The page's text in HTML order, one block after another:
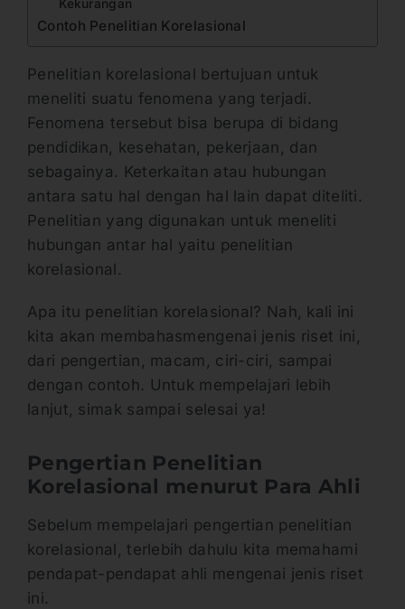
Kekurangan
Contoh Penelitian Korelasional
Penelitian korelasional bertujuan untuk
meneliti suatu fenomena yang terjadi.
Fenomena tersebut bisa berupa di bidang
pendidikan, kesehatan, pekerjaan, dan
sebagainya. Keterkaitan atau hubungan
antara satu hal dengan hal lain dapat diteliti.
Penelitian yang digunakan untuk meneliti
hubungan antar hal yaitu penelitian
korelasional.
Apa itu penelitian korelasional? Nah, kali ini
kita akan membahasmengenai jenis riset ini,
dari pengertian, macam, ciri-ciri, sampai
dengan contoh. Untuk mempelajari lebih
lanjut, simak sampai selesai ya!
Pengertian Penelitian
Korelasional menurut Para Ahli
Sebelum mempelajari pengertian penelitian
korelasional, terlebih dahulu kita memahami
pendapat-pendapat ahli mengenai jenis riset
ini.